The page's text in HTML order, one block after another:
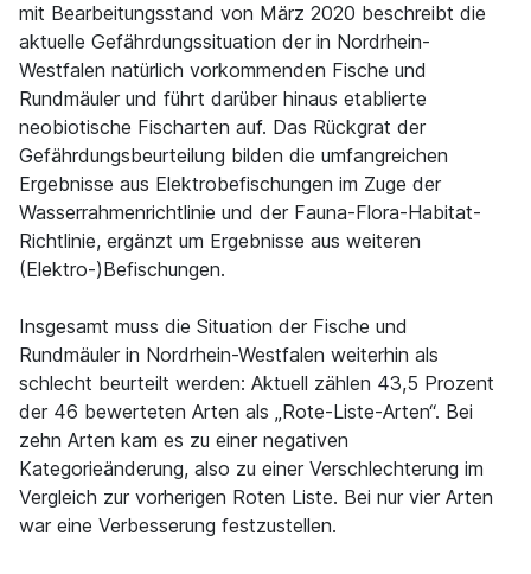
mit Bearbeitungsstand von März 2020 beschreibt die
aktuelle Gefährdungssituation der in Nordrhein-
Westfalen natürlich vorkommenden Fische und
Rundmäuler und führt darüber hinaus etablierte
neobiotische Fischarten auf. Das Rückgrat der
Gefährdungsbeurteilung bilden die umfangreichen
Ergebnisse aus Elektrobefischungen im Zuge der
Wasserrahmenrichtlinie und der Fauna-Flora-Habitat-
Richtlinie, ergänzt um Ergebnisse aus weiteren
(Elektro-)Befischungen.
Insgesamt muss die Situation der Fische und
Rundmäuler in Nordrhein-Westfalen weiterhin als
schlecht beurteilt werden: Aktuell zählen 43,5 Prozent
der 46 bewerteten Arten als „Rote-Liste-Arten“. Bei
zehn Arten kam es zu einer negativen
Kategorieänderung, also zu einer Verschlechterung im
Vergleich zur vorherigen Roten Liste. Bei nur vier Arten
war eine Verbesserung festzustellen.